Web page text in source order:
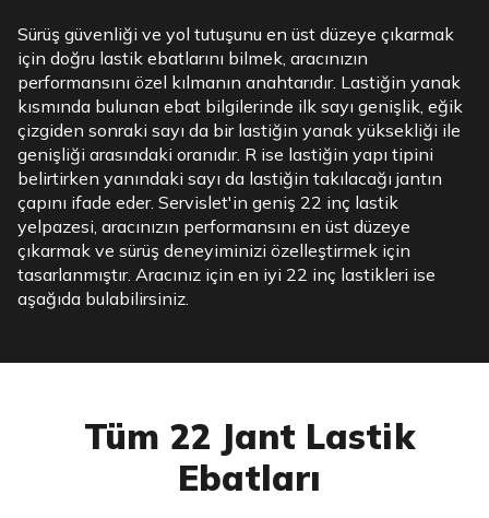
Sürüş güvenliği ve yol tutuşunu en üst düzeye çıkarmak
için doğru lastik ebatlarını bilmek, aracınızın
performansını özel kılmanın anahtarıdır. Lastiğin yanak
kısmında bulunan ebat bilgilerinde ilk sayı genişlik, eğik
çizgiden sonraki sayı da bir lastiğin yanak yüksekliği ile
genişliği arasındaki oranıdır. R ise lastiğin yapı tipini
belirtirken yanındaki sayı da lastiğin takılacağı jantın
çapını ifade eder. Servislet'in geniş 22 inç lastik
yelpazesi, aracınızın performansını en üst düzeye
çıkarmak ve sürüş deneyiminizi özelleştirmek için
tasarlanmıştır. Aracınız için en iyi 22 inç lastikleri ise
aşağıda bulabilirsiniz.
Tüm 22 Jant Lastik
Ebatları